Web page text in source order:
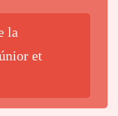
la
et